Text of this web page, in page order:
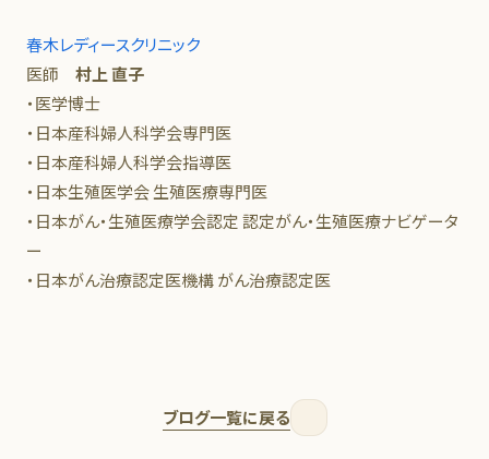
春木レディースクリニック
医師 村上 直子
・医学博士
・日本産科婦人科学会専門医
・日本産科婦人科学会指導医
・日本生殖医学会 生殖医療専門医
・日本がん・生殖医療学会認定 認定がん・生殖医療ナビゲータ
ー
・日本がん治療認定医機構 がん治療認定医
ブログ一覧に戻る